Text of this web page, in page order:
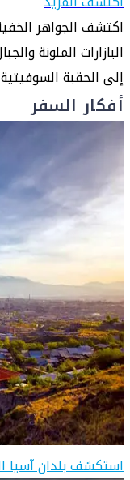
اكتشف الجواهر
البازارات الملونة
إلى الحقبة السوفيتية
أفكار السفر
استكشف بلدان